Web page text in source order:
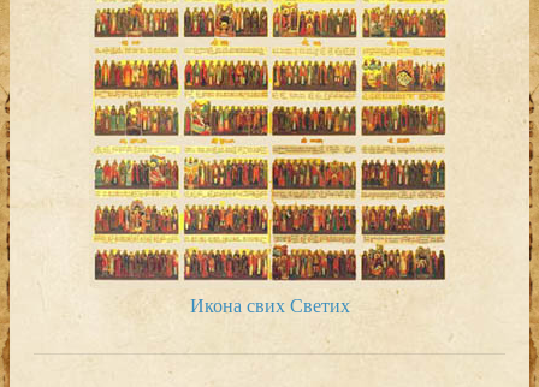
Икона свих Светих